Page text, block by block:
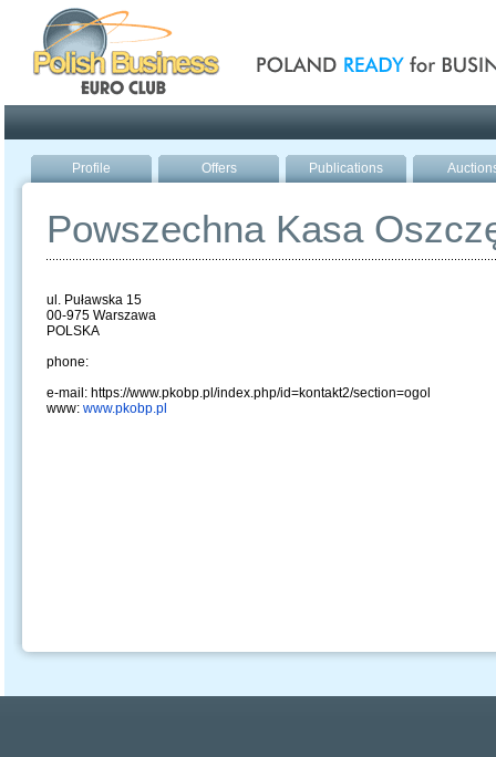
Profile Offers Publications
Powszechna Kasa
ul. Puławska 15
00-975 Warszawa
POLSKA
phone:
e-mail: https://www.pkobp.pl/index.php/id=kontakt2/section=ogol
www: www.pkobp.pl